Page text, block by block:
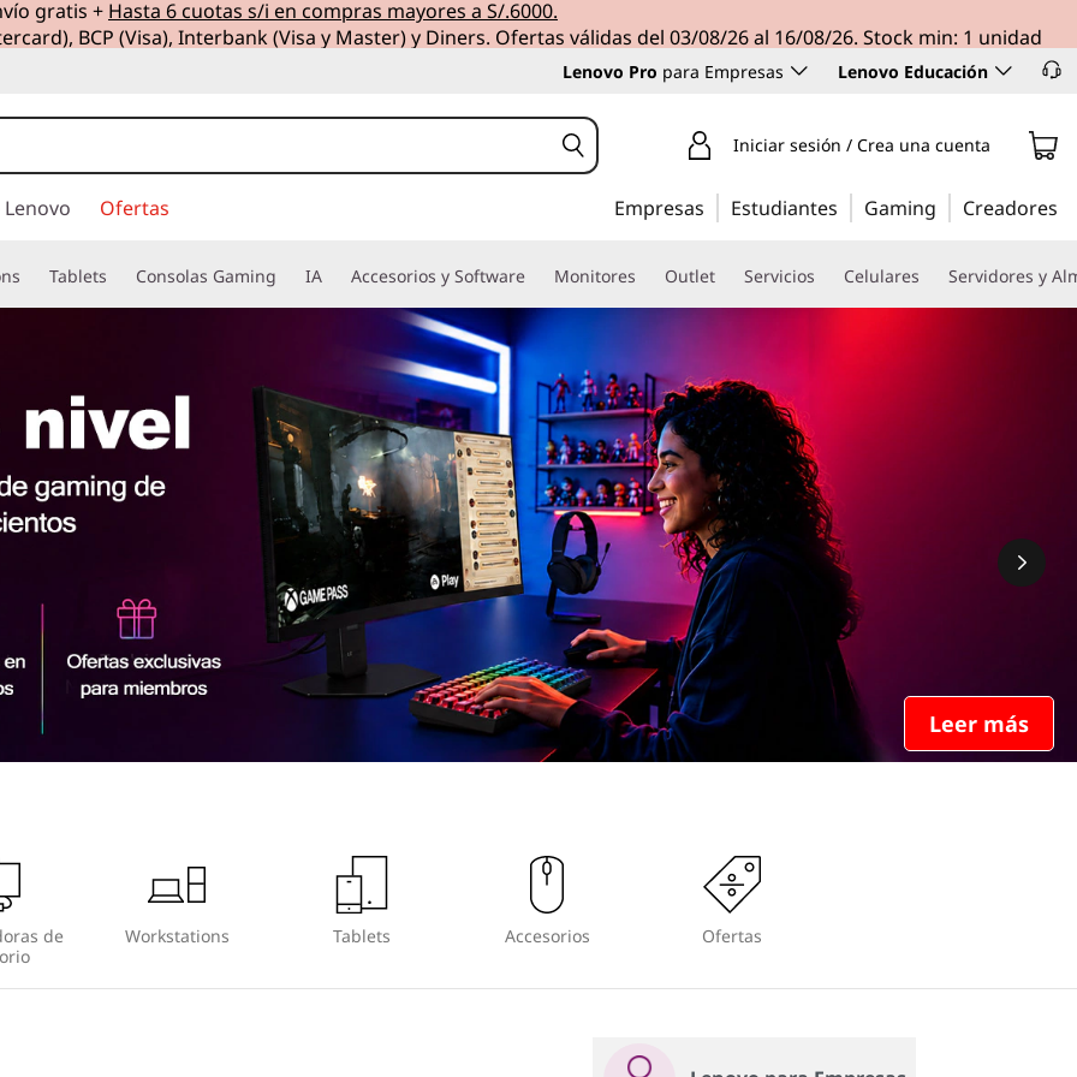
gratis + Hasta 6 cuotas s/i en compras mayores a S/.6000.
BCP (Visa), Interbank (Visa y Master) y Diners. Ofertas válidas del 03/08/26 al 16/08/26. Stock min: 1 unidad
Lenovo Pro para Empresas Lenovo Educación
Iniciar sesión / Crea una cuenta
Ofertas Empresas Estudiantes Gaming Creadores
Tablets Consolas Gaming IA Accesorios y Software Monitores Outlet Servicios Celulares Servidores y
Leer más
de
Workstations Tablets Accesorios Ofertas